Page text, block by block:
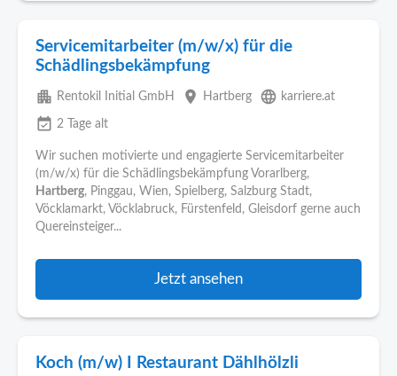
Servicemitarbeiter (m/w/x) für die
Schädlingsbekämpfung
apartment Rentokil Initial GmbH place Hartberg language karriere.at
event_available 2 Tage alt
Wir suchen motivierte und engagierte Servicemitarbeiter
(m/w/x) für die Schädlingsbekämpfung Vorarlberg,
Hartberg, Pinggau, Wien, Spielberg, Salzburg Stadt,
Vöcklamarkt, Vöcklabruck, Fürstenfeld, Gleisdorf gerne auch
Quereinsteiger...
Jetzt ansehen
Koch (m/w) I Restaurant Dählhölzli